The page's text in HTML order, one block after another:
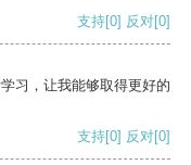
支持[0] 反对[0]
习，让我能够取得更好的
支持[0] 反对[0]